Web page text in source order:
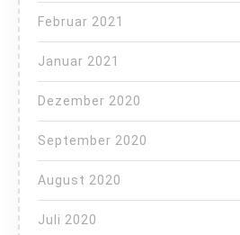
Februar 2021
Januar 2021
Dezember 2020
September 2020
August 2020
Juli 2020